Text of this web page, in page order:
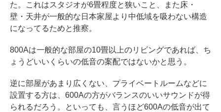
た。これはスタジオが6畳程度と狭いこと、また床・
壁・天井が一般的な日本家屋より中低域を吸わない構造
になってるためと推察。
800Aは一般的な部屋の10畳以上のリビングであれば、ち
ょうどいいくらいの低音の案配ではないかと思う。
逆に部屋があまり広くない、プライベートルームなどに
設置する方は、600Aの方がバランスのいいサウンドが得
られるだろう。といっても、言うほど600Aの低音が出て